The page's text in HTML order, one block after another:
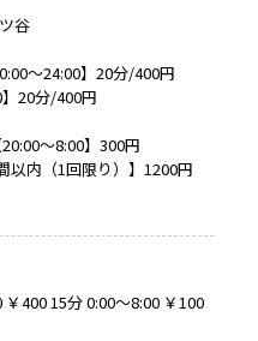
谷
～24:00】20分/400円
20分/400円
～8:00】300円
以内（1回限り）】1200円
400 15分 0:00～8:00 ￥100